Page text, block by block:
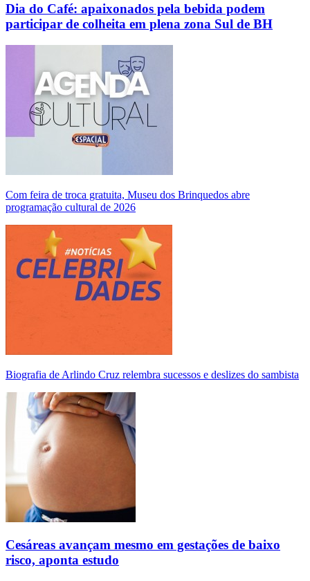
Dia do Café: apaixonados pela bebida podem
participar de colheita em plena zona Sul de BH
Com feira de troca gratuita, Museu dos Brinquedos abre
programação cultural de 2026
Biografia de Arlindo Cruz relembra sucessos e deslizes do sambista
Cesáreas avançam mesmo em gestações de baixo
risco, aponta estudo